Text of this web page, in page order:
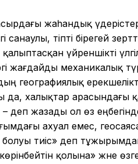
жаһандық
санаулы, тіпті бірегей
үйреншікті
жағдайды механикалық
географиялық
да, халықтар арасындағы
деп жазады ол өз
ахуал емес,
тиіс» деп
қолына» және